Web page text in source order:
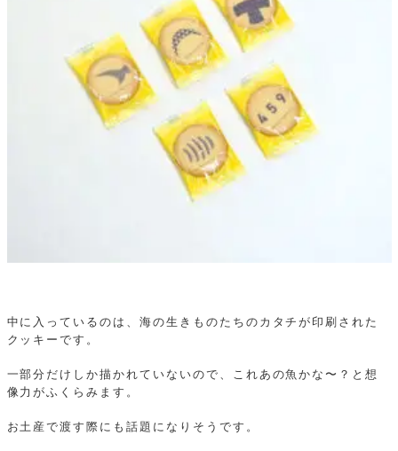
中に入っているのは、海の生きものたちのカタチが印刷された
クッキーです。
一部分だけしか描かれていないので、これあの魚かな〜？と想
像力がふくらみます。
お土産で渡す際にも話題になりそうです。